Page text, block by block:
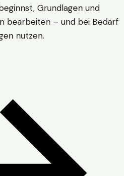
Grundlagen und
bearbeiten – und bei Bedarf
nutzen.